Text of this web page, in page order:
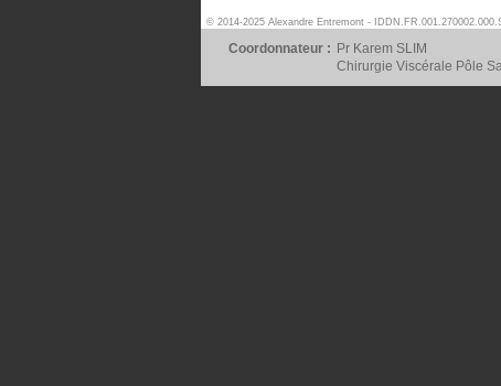
© 2014-2025 Alexandre Entremont -
Coordonnateur : Pr Karem SLIM
Chirurgie Viscérale Pôle